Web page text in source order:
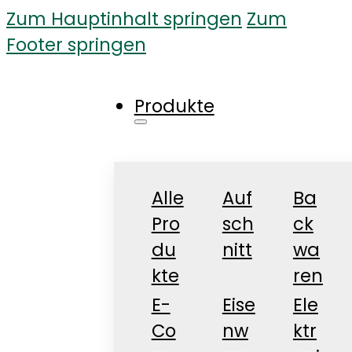
Zum Hauptinhalt springen Zum
Footer springen
Produkte
Alle
Pro
du
kte
Auf
sch
nitt
Ba
ck
wa
ren
E-
Co
Eise
nw
Ele
ktr